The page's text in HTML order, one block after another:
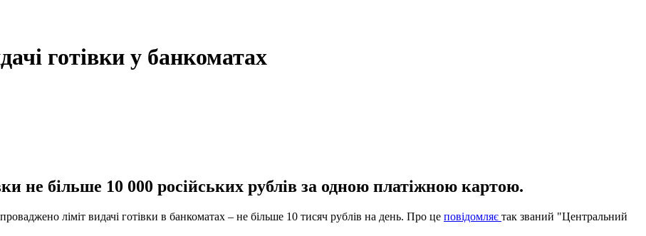
готівки у банкоматах
не більше 10 000 російських рублів за одною платіжною картою.
ліміт видачі готівки в банкоматах – не більше 10 тисяч рублів на день. Про це повідомляє так званий "Центральний